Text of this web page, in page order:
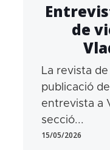
de
La revista
publicació
entrevista a
secció...
15/05/2026